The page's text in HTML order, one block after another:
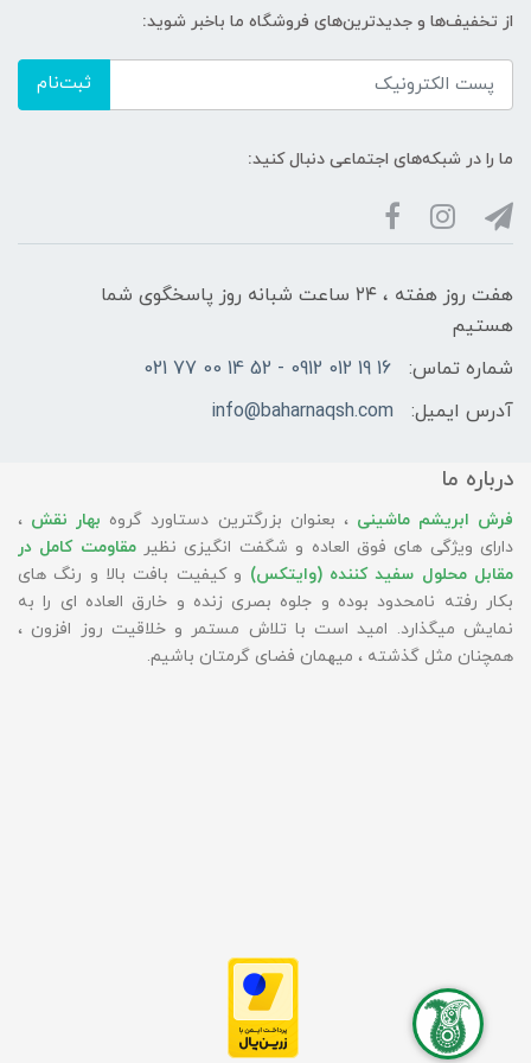
از تخفیف‌ها و جدیدترین‌های فروشگاه ما باخبر شوید:
ثبت‌نام
ما را در شبکه‌های اجتماعی دنبال کنید:
هفت روز هفته ، ۲۴ ساعت شبانه‌ روز پاسخگوی شما
هستیم
شماره تماس:
16 19 012 0912 - 52 14 00 77 021
آدرس ایمیل:
info@baharnaqsh.com
درباره ما
فرش ابریشم ماشینی ، بعنوان بزرگترین دستاورد گروه بهار نقش ،
دارای ویژگی های فوق العاده و شگفت انگیزی نظیرمقاومت کامل در
مقابل محلول سفید کننده (وایتکس) و کیفیت بافت بالا و رنگ های
بکار رفته نامحدود بوده و جلوه بصری زنده و خارق العاده ای را به
نمایش میگذارد. امید است با تلاش مستمر و خلاقیت روز افزون ،
همچنان مثل گذشته ، میهمان فضای گرمتان باشیم.